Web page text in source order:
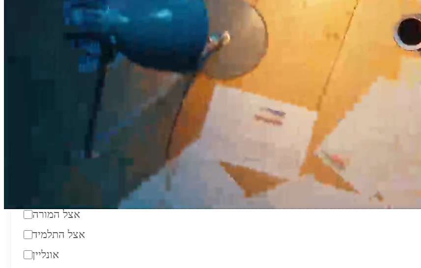
טווח מחירים לשעה:
מורה פרטי
אצל המורה
אצל התלמיד
אונליין